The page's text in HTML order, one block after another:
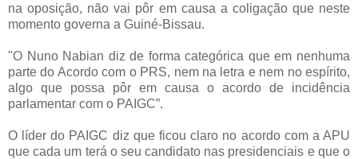
na oposição, não vai pôr em causa a coligação que neste
momento governa a Guiné-Bissau.
"O Nuno Nabian diz de forma categórica que em nenhuma
parte do Acordo com o PRS, nem na letra e nem no espírito,
algo que possa pôr em causa o acordo de incidência
parlamentar com o PAIGC”.
O líder do PAIGC diz que ficou claro no acordo com a APU
que cada um terá o seu candidato nas presidenciais e que o